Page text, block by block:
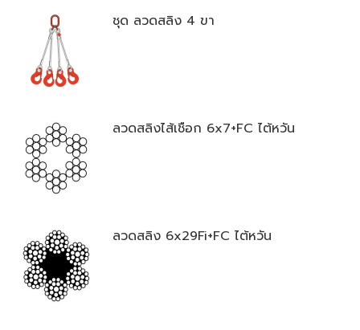
ชุด ลวดสลิง 4 ขา
ลวดสลิงไส้เชือก 6x7+FC ไต้หวัน
ลวดสลิง 6x29Fi+FC ไต้หวัน